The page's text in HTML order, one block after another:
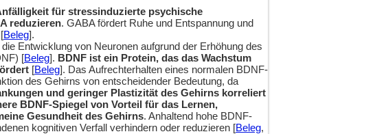
für stressinduzierte psychische
reduzieren. GABA fördert Ruhe und Entspannung und
Beleg].
Entwicklung von Neuronen aufgrund der Erhöhung des
[Beleg]. BDNF ist ein Protein, das das Wachstum
[Beleg]. Das Aufrechterhalten eines normalen BDNF-
des Gehirns von entscheidender Bedeutung, da
und geringer Plastizität des Gehirns korreliert
BDNF-Spiegel von Vorteil für das Lernen,
Gesundheit des Gehirns. Anhaltend hohe BDNF-
kognitiven Verfall verhindern oder reduzieren [Beleg,